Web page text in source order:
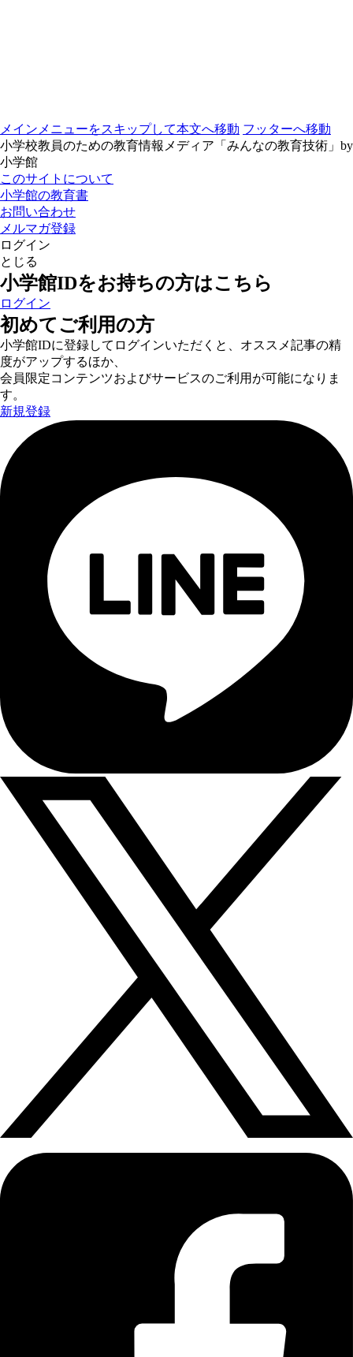
メインメニューをスキップして本文へ移動 フッターへ移動
小学校教員のための教育情報メディア「みんなの教育技術」by
小学館
このサイトについて
小学館の教育書
お問い合わせ
メルマガ登録
ログイン
とじる
小学館IDをお持ちの方はこちら
ログイン
初めてご利用の方
小学館IDに登録してログインいただくと、オススメ記事の精
度がアップするほか、
会員限定コンテンツおよびサービスのご利用が可能になりま
す。
新規登録